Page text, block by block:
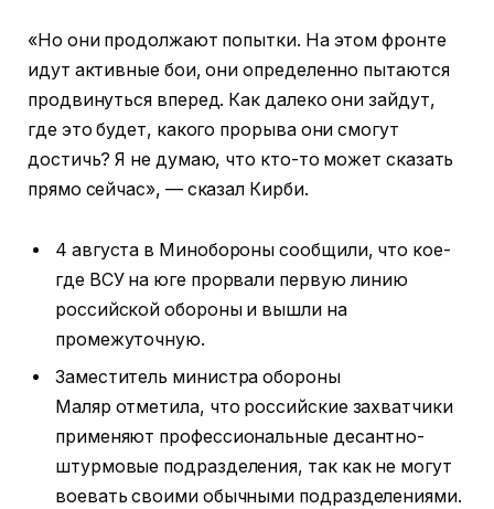
«Но они продолжают попытки. На этом фронте
идут активные бои, они определенно пытаются
продвинуться вперед. Как далеко они зайдут,
где это будет, какого прорыва они смогут
достичь? Я не думаю, что кто-то может сказать
прямо сейчас», — сказал Кирби.
4 августа в Минобороны сообщили, что кое-
где ВСУ на юге прорвали первую линию
российской обороны и вышли на
промежуточную.
Заместитель министра обороны
Маляр отметила, что российские захватчики
применяют профессиональные десантно-
штурмовые подразделения, так как не могут
воевать своими обычными подразделениями.